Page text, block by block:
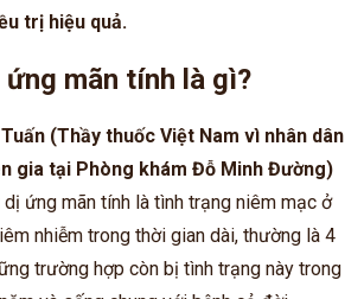
trị hiệu quả.
mãn tính là gì?
(Thầy thuốc Việt Nam vì nhân dân
gia tại Phòng khám Đỗ Minh Đường)
ứng mãn tính là tình trạng niêm mạc ở
nhiễm trong thời gian dài, thường là 4
trường hợp còn bị tình trạng này trong